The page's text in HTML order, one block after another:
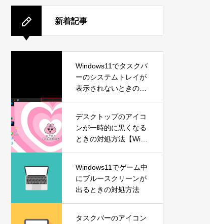
新着記事
Windows11でタスクバ
ーのシステムトレイが
表示されないときの対
デスクトップのアイコ
ンが一時的に黒くなる
ときの対処方法【Wind
Windows11でゲーム中
にブルースクリーンが
出るときの対処方法
タスクバーのアイコン